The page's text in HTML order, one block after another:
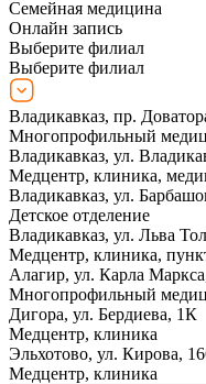
Семейная медицина
Онлайн запись
Выберите филиал
Выберите филиал
Владикавказ, пр.
Многопрофильный
Владикавказ, ул.
Медцентр, клиника,
Владикавказ, ул.
Детское отделение
Владикавказ, ул. Льва
Медцентр, клиника,
Алагир, ул. Карла
Многопрофильный
Дигора, ул. Бердиева, 1К
Медцентр, клиника
Эльхотово, ул. Кирова,
Медцентр, клиника